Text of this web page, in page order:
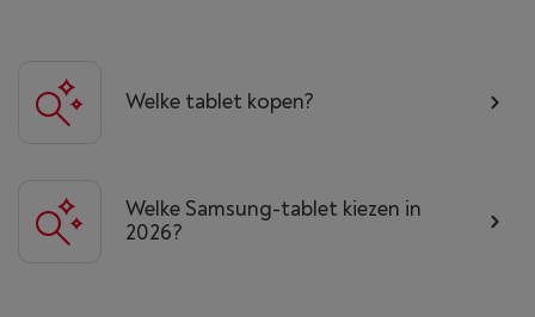
Welke tablet kopen?
Welke Samsung-tablet kiezen in
2026?